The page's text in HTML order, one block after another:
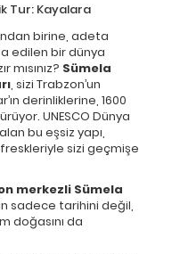
Tur: Kayalara
birine, adeta
edilen bir dünya
mısınız? Sümela
, sizi Trabzon’un
derinliklerine, 1600
UNESCO Dünya
bu eşsiz yapı,
sizi geçmişe
merkezli Sümela
sadece tarihini değil,
doğasını da